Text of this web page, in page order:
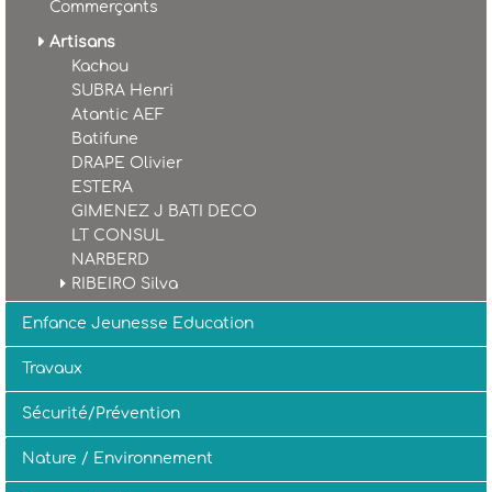
Commerçants
Artisans
Kachou
SUBRA Henri
Atantic AEF
Batifune
DRAPE Olivier
ESTERA
GIMENEZ J BATI DECO
LT CONSUL
NARBERD
RIBEIRO Silva
Enfance Jeunesse Education
Travaux
Sécurité/Prévention
Nature / Environnement